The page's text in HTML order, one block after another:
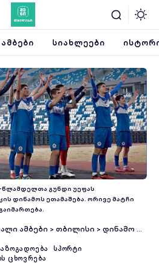
ᲡᲘᲐᲮᲚᲔᲔᲑᲘ
წლამდელთა გუნდი უეფას
დინამოს ეთამაშება. ორივე მატჩი
ამბები > თბილისი > დინამო თბილისის ახალგაზრდული გუნდის უეფას ლიგაში თამაშობის ყველაფერი, რაც უნდა იცოდეთ
ᲡᲞᲝᲠᲢᲘ
ᲪᲮᲝᲕᲠᲔᲑᲐ